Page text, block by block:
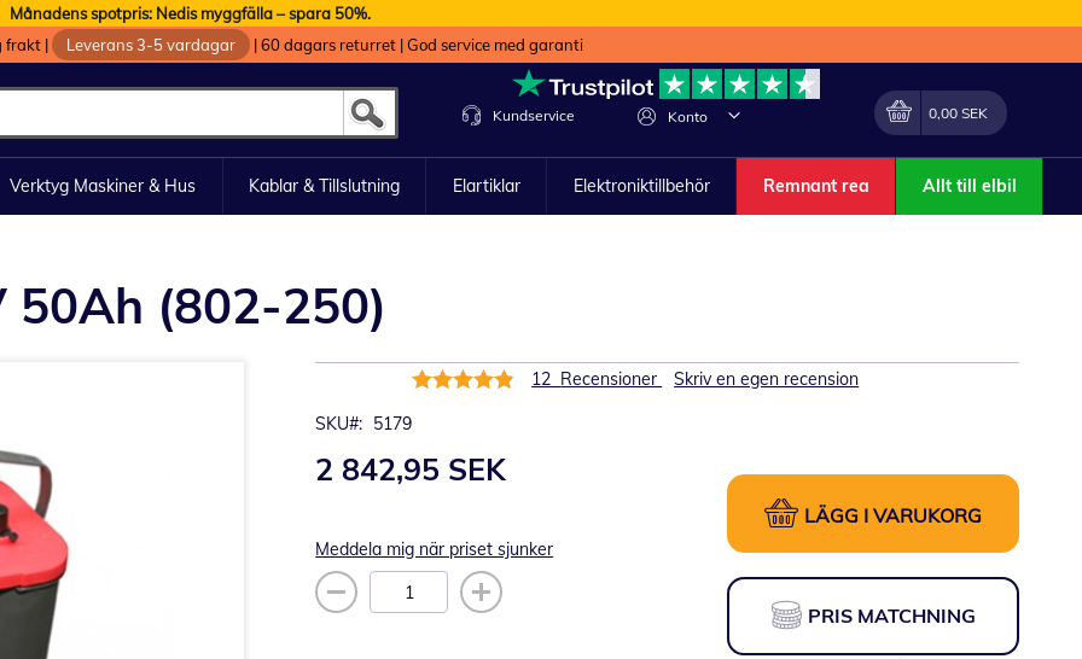
Månadens spotpris: Nedis myggfälla – spara 50%.
frakt | Leverans 3-5 vardagar |60 dagars returret |God service med garanti
Konto Förändra
Min kundvagn
0,00 SEK
Kundservice
Verktyg Maskiner & Hus Kablar & Tillslutning Elartiklar Elektroniktillbehör Remnant rea Allt till elbil
50Ah (802-250)
SKU 5179
Rating:
12 Recensioner Skriv en egen recension
2 842,95 SEK
Meddela mig när priset sjunker
LÄGG I VARUKORG
PRIS MATCHNING